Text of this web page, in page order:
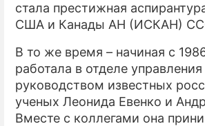
стала престижная
США и Канады АН (ИСКАН)
В то же время – начиная с
работала в отделе
руководством известных
ученых Леонида Евенко и
Вместе с коллегами она